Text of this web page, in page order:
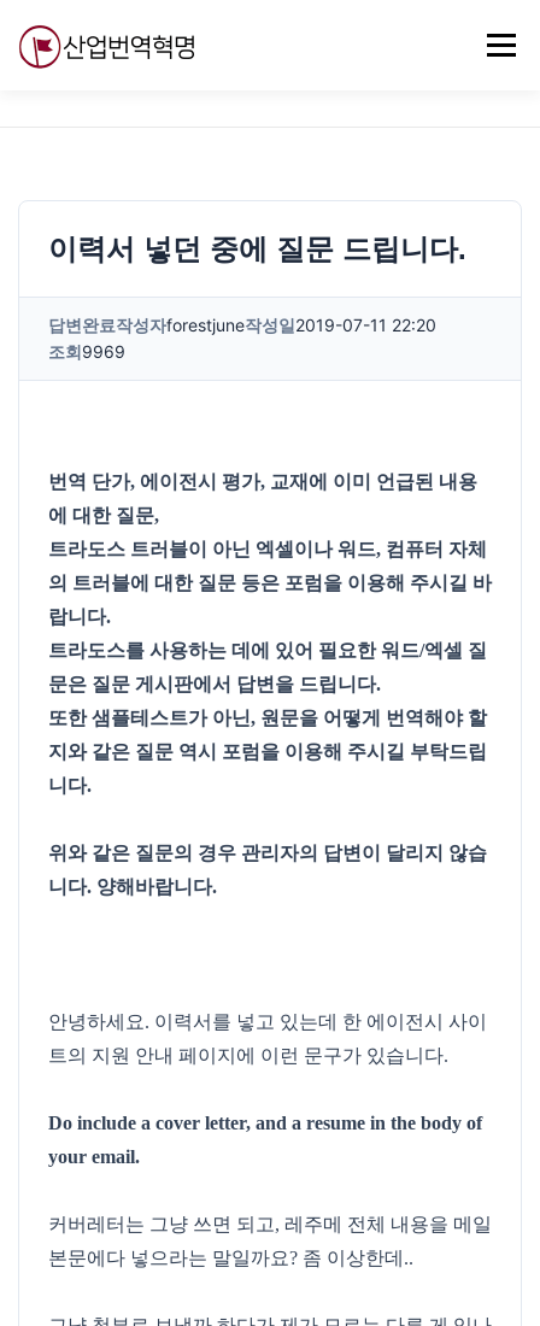
메뉴
이력서 넣던 중에 질문 드립니다.
답변완료작성자forestjune작성일2019-07-11 22:20
조회9969
번역 단가, 에이전시 평가, 교재에 이미 언급된 내용
에 대한 질문,
트라도스 트러블이 아닌 엑셀이나 워드, 컴퓨터 자체
의 트러블에 대한 질문 등은 포럼을 이용해 주시길 바
랍니다.
트라도스를 사용하는 데에 있어 필요한 워드/엑셀 질
문은 질문 게시판에서 답변을 드립니다.
또한 샘플테스트가 아닌, 원문을 어떻게 번역해야 할
지와 같은 질문 역시 포럼을 이용해 주시길 부탁드립
니다.
위와 같은 질문의 경우 관리자의 답변이 달리지 않습
니다. 양해바랍니다.
안녕하세요. 이력서를 넣고 있는데 한 에이전시 사이
트의 지원 안내 페이지에 이런 문구가 있습니다.
Do include a cover letter, and a resume in the body of
your email.
커버레터는 그냥 쓰면 되고, 레주메 전체 내용을 메일
본문에다 넣으라는 말일까요? 좀 이상한데..